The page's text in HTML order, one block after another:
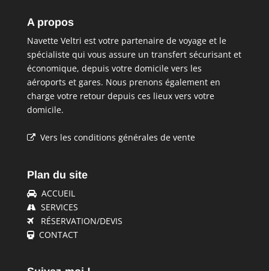
A propos
Navette Veltri est votre partenaire de voyage et le
spécialiste qui vous assure un transfert sécurisant et
économique, depuis votre domicile vers les
aéroports et gares. Nous prenons également en
charge votre retour depuis ces lieux vers votre
domicile.
Vers les conditions générales de vente
Plan du site
ACCUEIL
SERVICES
RÉSERVATION/DEVIS
CONTACT